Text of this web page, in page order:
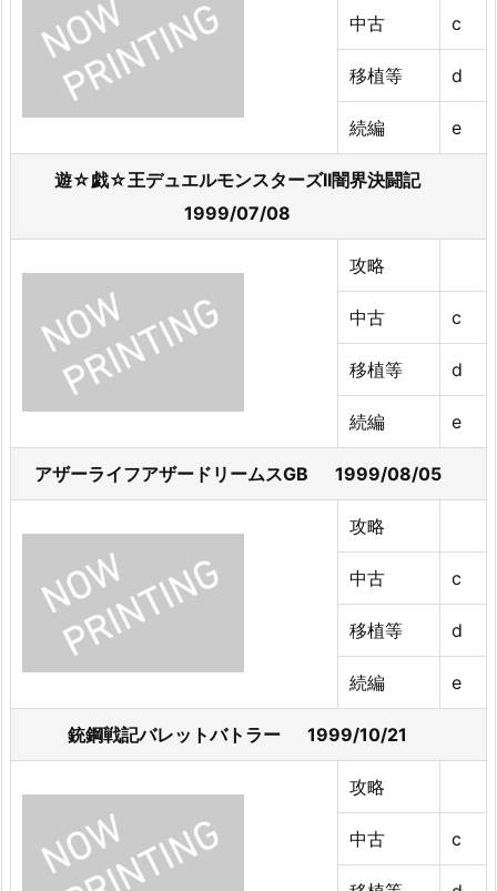
中古 c
移植等 d
続編 e
遊☆戯☆王デュエルモンスターズII闇界決闘記
1999/07/08
攻略
中古 c
移植等 d
続編 e
アザーライフアザードリームスGB 1999/08/05
攻略
中古 c
移植等 d
続編 e
銃鋼戦記バレットバトラー 1999/10/21
攻略
中古 c